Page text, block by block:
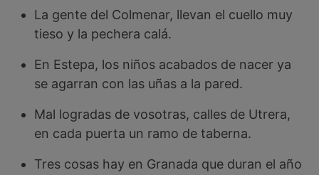
La gente del Colmenar, llevan el cuello muy
tieso y la pechera calá.
En Estepa, los niños acabados de nacer ya
se agarran con las uñas a la pared.
Mal logradas de vosotras, calles de Utrera,
en cada puerta un ramo de taberna.
Tres cosas hay en Granada que duran el año